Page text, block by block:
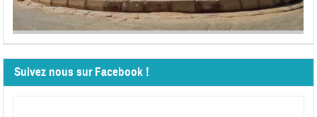
Suivez nous sur Facebook !